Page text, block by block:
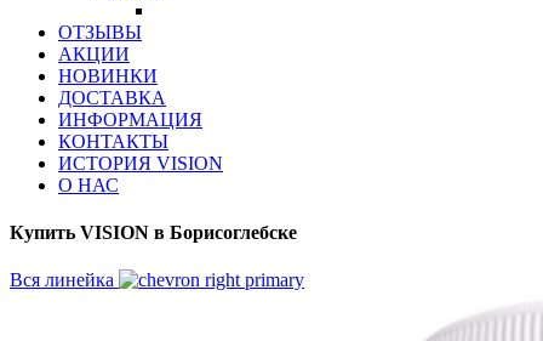
ОТЗЫВЫ
АКЦИИ
НОВИНКИ
ДОСТАВКА
ИНФОРМАЦИЯ
КОНТАКТЫ
ИСТОРИЯ VISION
О НАС
Купить VISION в Борисоглебске
Вся линейка